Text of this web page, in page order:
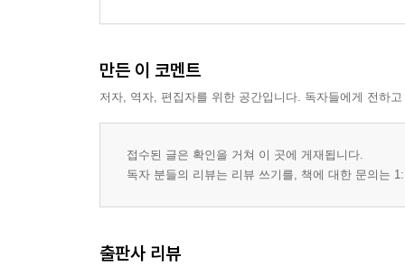
만든 이 코멘트
저자, 역자, 편집자를 위한 공간입니다. 독자들에게 전하
접수된 글은 확인을 거쳐 이 곳에 게재됩니다.
독자 분들의 리뷰는 리뷰 쓰기를, 책에 대한 문의는
출판사 리뷰